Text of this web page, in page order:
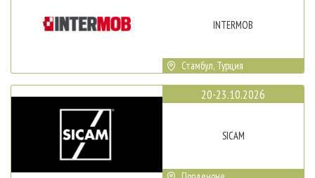
INTERMOB
Стамбул, Турция
20-23.10.2026
SICAM